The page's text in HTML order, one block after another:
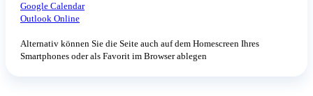
Google Calendar
Outlook Online
Alternativ können Sie die Seite auch auf dem Homescreen Ihres
Smartphones oder als Favorit im Browser ablegen